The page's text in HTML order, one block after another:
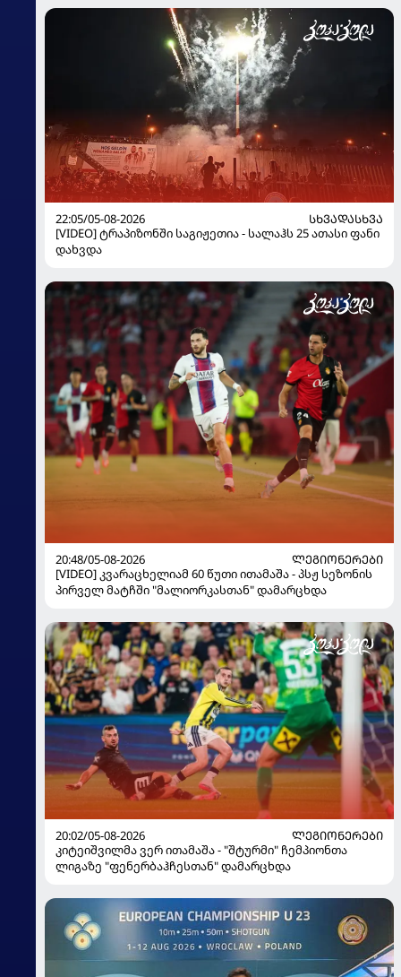
22:05/05-08-2026
ᲡᲮᲕᲐᲓᲐᲡᲮᲕᲐ
[VIDEO] ტრაპიზონში საგიჟეთია - სალაჰს 25 ათასი ფანი
დახვდა
20:48/05-08-2026
ᲚᲔᲒᲘᲝᲜᲔᲠᲔᲑᲘ
[VIDEO] კვარაცხელიამ 60 წუთი ითამაშა - პსჟ სეზონის
პირველ მატჩში "მალიორკასთან" დამარცხდა
20:02/05-08-2026
ᲚᲔᲒᲘᲝᲜᲔᲠᲔᲑᲘ
კიტეიშვილმა ვერ ითამაშა - "შტურმი" ჩემპიონთა
ლიგაზე "ფენერბაჰჩესთან" დამარცხდა